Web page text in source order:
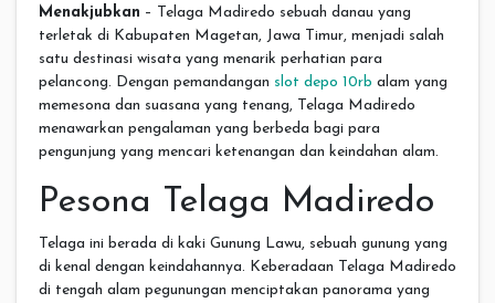
Menakjubkan – Telaga Madiredo sebuah danau yang
terletak di Kabupaten Magetan, Jawa Timur, menjadi salah
satu destinasi wisata yang menarik perhatian para
pelancong. Dengan pemandangan slot depo 10rb alam yang
memesona dan suasana yang tenang, Telaga Madiredo
menawarkan pengalaman yang berbeda bagi para
pengunjung yang mencari ketenangan dan keindahan alam.
Pesona Telaga Madiredo
Telaga ini berada di kaki Gunung Lawu, sebuah gunung yang
di kenal dengan keindahannya. Keberadaan Telaga Madiredo
di tengah alam pegunungan menciptakan panorama yang